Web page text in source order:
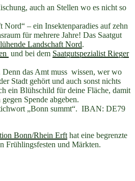
auch an Stellen wo es nicht so
– ein Insektenparadies auf zehn
für mehrere Jahre! Das Saatgut
Landschaft Nord.
und bei dem Saatgutspezialist Rieger
Denn das Amt muss wissen, wer wo
Stadt gehört und auch sonst nichts
ein Blühschild für deine Fläche, damit
Spende abgeben.
„Bonn summt“. IBAN: DE79
Bonn/Rhein Erft hat eine begrenzte
Frühlingsfesten und Märkten.